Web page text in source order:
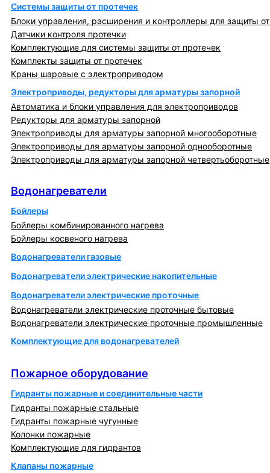
Системы защиты от протечек
Блоки управления, расширения и контроллеры для защиты
Датчики контроля протечки
Комплектующие для системы защиты от протечек
Комплекты защиты от протечек
Краны шаровые с электроприводом
Электроприводы, редукторы для арматуры запорной
Автоматика и блоки управления для электроприводов
Редукторы для арматуры запорной
Электроприводы для арматуры запорной многооборотные
Электроприводы для арматуры запорной однооборотные
Электроприводы для арматуры запорной четвертьоборотные
Водонагреватели
Бойлеры
Бойлеры комбинированного нагрева
Бойлеры косвеного нагрева
Водонагреватели газовые
Водонагреватели электрические накопительные
Водонагреватели электрические проточные
Водонагреватели электрические проточные бытовые
Водонагреватели электрические проточные промышленные
Комплектующие для водонагревателей
Пожарное оборудование
Гидранты пожарные и соединительные части
Гидранты пожарные стальные
Гидранты пожарные чугунные
Колонки пожарные
Комплектующие для гидрантов
Клапаны пожарные